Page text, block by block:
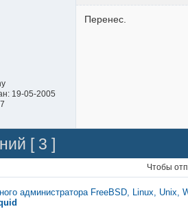
19-05-2005
Перенес.
[ 3 ]
Чтобы
администратора FreeBSD, Linux, Unix,